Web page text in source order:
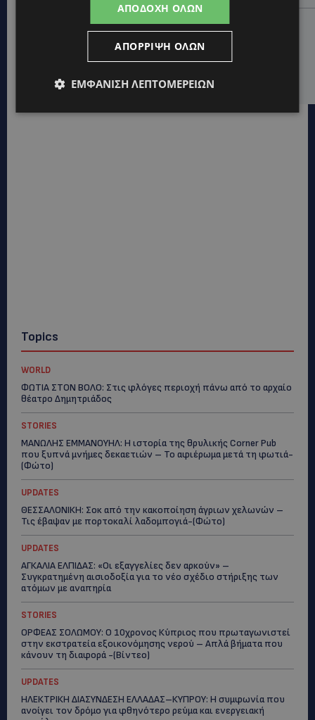
ΟΡΦΕΑΣ ΣΟΛΩΜΟΥ: Ο 10χρονος Κύπριος που
πρωταγωνιστεί στην εκστρατεία εξοικονόμησης
(Βίντεο)
Topics
WORLD
ΦΩΤΙΑ ΣΤΟΝ ΒΟΛΟ: Στις φλόγες περιοχή πάνω από το αρχαίο
θέατρο Δημητριάδος
STORIES
ΜΑΝΩΛΗΣ ΕΜΜΑΝΟΥΗΛ: Η ιστορία της θρυλικής Corner Pub
που ξυπνά μνήμες δεκαετιών – Το αφιέρωμα μετά τη φωτιά-
(Φώτο)
UPDATES
ΘΕΣΣΑΛΟΝΙΚΗ: Σοκ από την κακοποίηση άγριων χελωνών –
Τις έβαψαν με πορτοκαλί λαδομπογιά-(Φώτο)
UPDATES
ΑΓΚΑΛΙΑ ΕΛΠΙΔΑΣ: «Οι εξαγγελίες δεν αρκούν» –
Συγκρατημένη αισιοδοξία για το νέο σχέδιο στήριξης των
ατόμων με αναπηρία
STORIES
ΟΡΦΕΑΣ ΣΟΛΩΜΟΥ: Ο 10χρονος Κύπριος που πρωταγωνιστεί
στην εκστρατεία εξοικονόμησης νερού – Απλά βήματα που
κάνουν τη διαφορά -(Βίντεο)
UPDATES
ΗΛΕΚΤΡΙΚΗ ΔΙΑΣΥΝΔΕΣΗ ΕΛΛΑΔΑΣ–ΚΥΠΡΟΥ: Η συμφωνία που
ανοίγει τον δρόμο για φθηνότερο ρεύμα και ενεργειακή
ΑΠΟΔΟΧΉ ΌΛΩΝ
ΑΠΌΡΡΙΨΗ ΌΛΩΝ
ΕΜΦΆΝΙΣΗ ΛΕΠΤΟΜΕΡΕΙΏΝ